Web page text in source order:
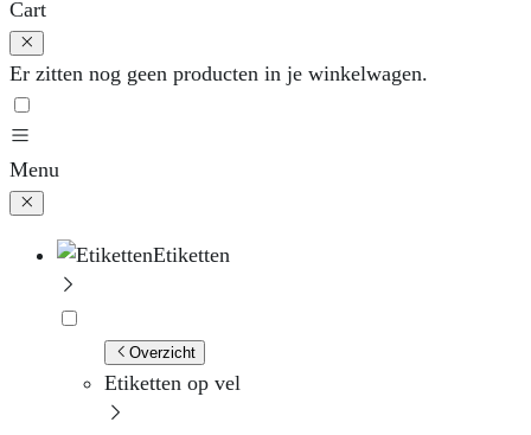
Cart
Er zitten nog geen producten in je winkelwagen.
Menu
Etiketten
Overzicht
Etiketten op vel